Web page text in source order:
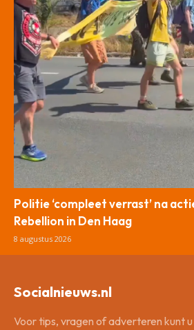
Politie ‘compleet verrast’ na
Rebellion in Den Haag
8 augustus 2026
Socialnieuws.nl
Voor tips, vragen of adverteren kunt